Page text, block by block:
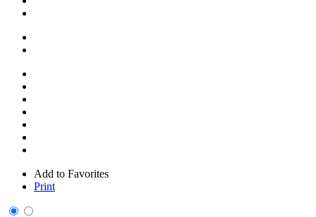
Add to Favorites
Print